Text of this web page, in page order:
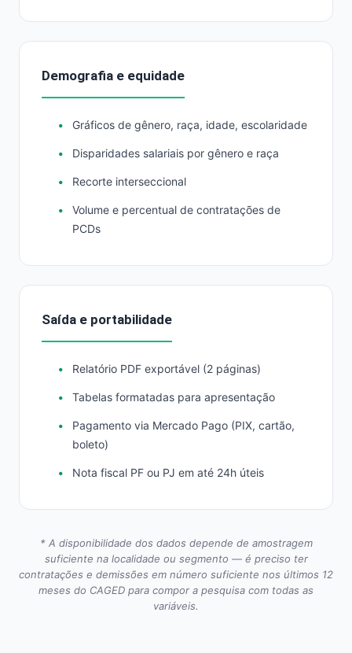
Demografia e equidade
Gráficos de gênero, raça, idade, escolaridade
Disparidades salariais por gênero e raça
Recorte interseccional
Volume e percentual de contratações de
PCDs
Saída e portabilidade
Relatório PDF exportável (2 páginas)
Tabelas formatadas para apresentação
Pagamento via Mercado Pago (PIX, cartão,
boleto)
Nota fiscal PF ou PJ em até 24h úteis
* A disponibilidade dos dados depende de amostragem
suficiente na localidade ou segmento — é preciso ter
contratações e demissões em número suficiente nos últimos 12
meses do CAGED para compor a pesquisa com todas as
variáveis.